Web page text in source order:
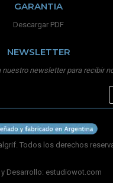
GARANTIA
Descargar PDF
NEWSLETTER
nuestro newsletter para recibir
Todos los derechos
Desarrollo: estudiowot.com